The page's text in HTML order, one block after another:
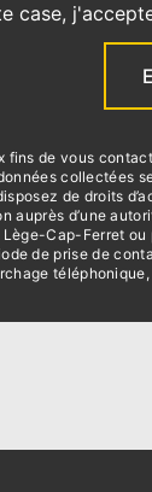
case,
de vous
collectées
de droits
d’une
Cap-Ferret
de prise de